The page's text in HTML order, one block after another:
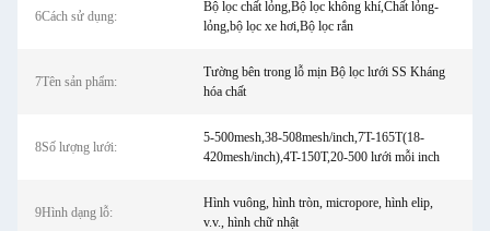
6Cách sử dụng:
Bộ lọc chất lỏng,Bộ lọc không khí,Chất lỏng-
lỏng,bộ lọc xe hơi,Bộ lọc rắn
7Tên sản phẩm:
Tường bên trong lỗ mịn Bộ lọc lưới SS Kháng
hóa chất
8Số lượng lưới:
5-500mesh,38-508mesh/inch,7T-165T(18-
420mesh/inch),4T-150T,20-500 lưới mỗi inch
9Hình dạng lỗ:
Hình vuông, hình tròn, micropore, hình elip,
v.v., hình chữ nhật